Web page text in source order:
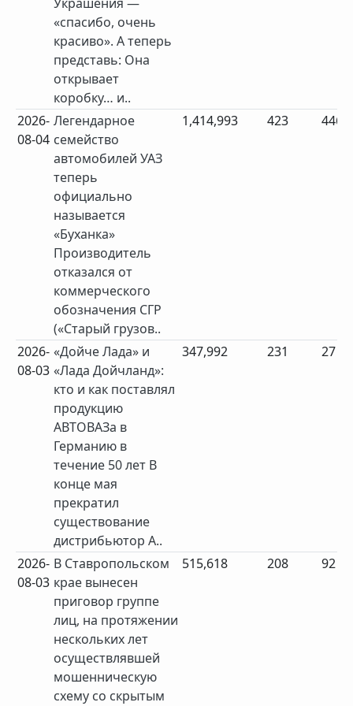
«спасибо, очень
красиво». А теперь
представь: Она
открывает
коробку… и..
2026-
08-04
Легендарное
семейство
автомобилей УАЗ
теперь
официально
называется
«Буханка»
Производитель
отказался от
коммерческого
обозначения СГР
(«Старый грузов..
1,414,993 423 446
2026-
08-03
«Дойче Лада» и
«Лада Дойчланд»:
кто и как поставлял
продукцию
АВТОВАЗа в
Германию в
течение 50 лет В
конце мая
прекратил
существование
дистрибьютор А..
347,992 231 27
2026-
08-03
В Ставропольском
крае вынесен
приговор группе
лиц, на протяжении
нескольких лет
осуществлявшей
мошенническую
схему со скрытым
515,618 208 92